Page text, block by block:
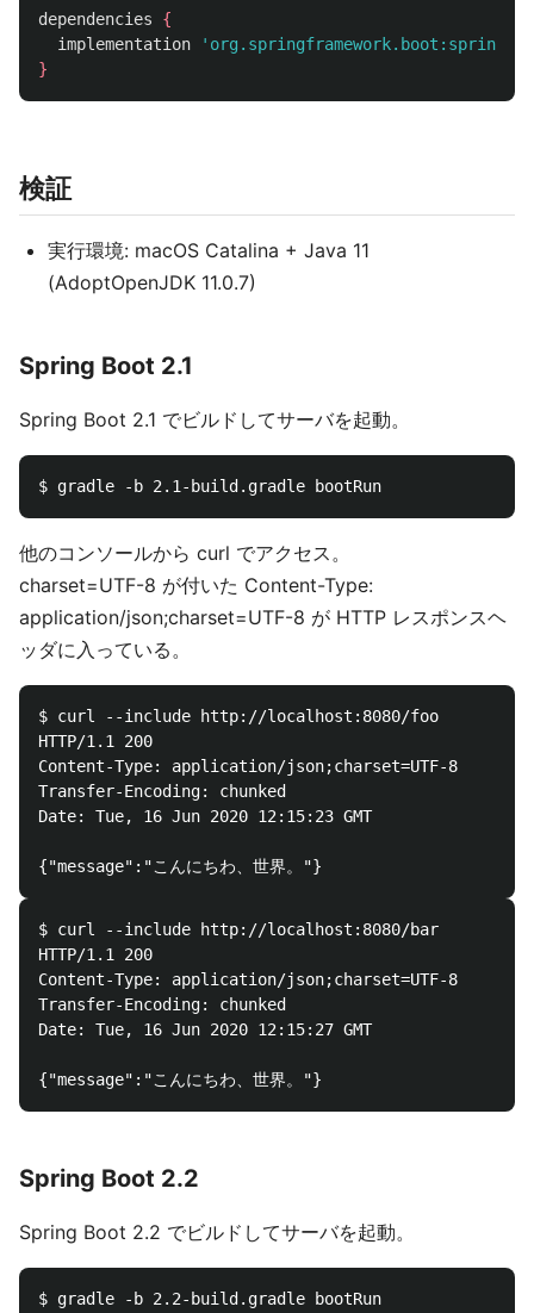
dependencies
{
implementation
'org.springframework.boot:spring-
}
検証
実行環境: macOS Catalina + Java 11
(AdoptOpenJDK 11.0.7)
Spring Boot 2.1
Spring Boot 2.1 でビルドしてサーバを起動。
他のコンソールから curl でアクセス。
charset=UTF-8 が付いた Content-Type:
application/json;charset=UTF-8 が HTTP レスポンスヘ
ッダに入っている。
$ curl --include http://localhost:8080/foo
HTTP/1.1 200
Content-Type: application/json;charset=UTF-8
Transfer-Encoding: chunked
Date: Tue, 16 Jun 2020 12:15:23 GMT
$ curl --include http://localhost:8080/bar
HTTP/1.1 200
Content-Type: application/json;charset=UTF-8
Transfer-Encoding: chunked
Date: Tue, 16 Jun 2020 12:15:27 GMT
Spring Boot 2.2
Spring Boot 2.2 でビルドしてサーバを起動。